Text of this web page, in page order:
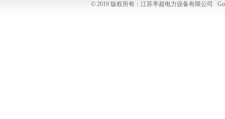
© 2019 版权所有：江苏芈超电力设备有限公司